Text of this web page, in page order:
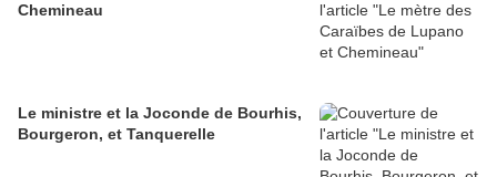
Chemineau
Le ministre et la Joconde de Bourhis,
Bourgeron, et Tanquerelle